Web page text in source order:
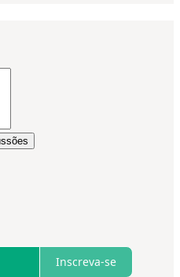
Inscreva-se